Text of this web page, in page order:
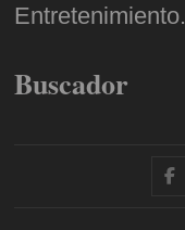
Entretenimiento.
Buscador